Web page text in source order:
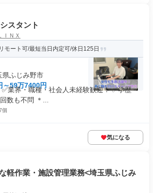
スタント
ＩＮＸ
モート可/最短当日内定可/休日125日
県ふじみ野市
～59万7400円
業界・職種・社会人未経験歓迎！ ✅学歴・
数も不問 ＊...
個
気になる
軽作業・施設管理業務<埼玉県ふじみ